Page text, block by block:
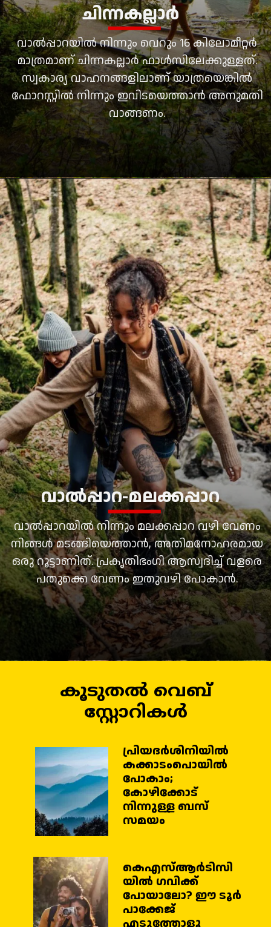
വാല്‍പ്പാറയില്‍ നിന്നും വെറും 16 കിലോമീറ്റര്‍
മാത്രമാണ് ചിന്നകല്ലാര്‍ ഫാള്‍സിലേക്കുള്ളത്.
സ്വകാര്യ വാഹനങ്ങളിലാണ് യാത്രയെങ്കില്‍
ഫോറസ്റ്റില്‍ നിന്നും ഇവിടയെത്താന്‍ അനുമതി
വാങ്ങണം.
ചിന്നകല്ലാര്‍
വാല്‍പ്പാറയില്‍ നിന്നും മലക്കപ്പാറ വഴി വേണം
നിങ്ങള്‍ മടങ്ങിയെത്താന്‍, അതിമനോഹരമായ
ഒരു റൂട്ടാണിത്. പ്രകൃതിഭംഗി ആസ്വദിച്ച് വളരെ
പതുക്കെ വേണം ഇതുവഴി പോകാന്‍.
വാല്‍പ്പാറ-മലക്കപ്പാറ
കൂടുതൽ വെബ്
സ്റ്റോറികൾ
പ്രിയദര്‍ശിനിയില്‍
കക്കാടംപൊയില്‍
പോകാം;
കോഴിക്കോട്
നിന്നുള്ള ബസ്
കെഎസ്ആര്‍ടിസി
യില്‍ ഗവിക്ക്
പോയാലോ? ഈ ടൂര്‍
പാക്കേജ്